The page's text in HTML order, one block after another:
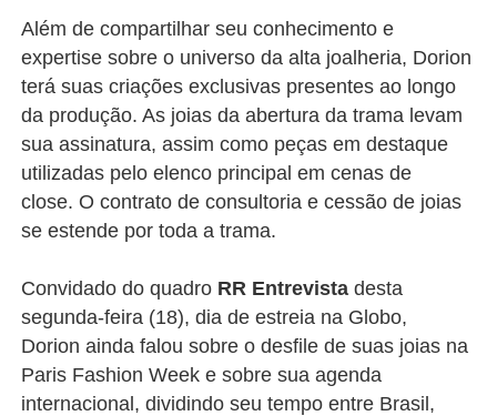
Além de compartilhar seu conhecimento e
expertise sobre o universo da alta joalheria, Dorion
terá suas criações exclusivas presentes ao longo
da produção. As joias da abertura da trama levam
sua assinatura, assim como peças em destaque
utilizadas pelo elenco principal em cenas de
close. O contrato de consultoria e cessão de joias
se estende por toda a trama.
Convidado do quadro RR Entrevista desta
segunda-feira (18), dia de estreia na Globo,
Dorion ainda falou sobre o desfile de suas joias na
Paris Fashion Week e sobre sua agenda
internacional, dividindo seu tempo entre Brasil,